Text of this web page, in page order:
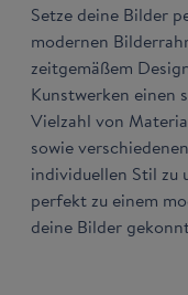
Setze deine Bilder
modernen
zeitgemäßem
Kunstwerken einen
Vielzahl von
sowie
individuellen Stil zu
perfekt zu einem
deine Bilder